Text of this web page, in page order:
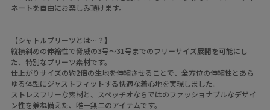
ネートを自由にお楽しみ頂けます。
【シャトルプリーツとは…？】
縦横斜めの伸縮性で脅威の3号～31号までのフリーサイズ展開を可能にし
た、特別なプリーツ素材です。
仕上がりサイズの約2倍の生地を伸縮させることで、全方位の伸縮性とあら
ゆる体型にジャストフィットする快適な着心地を実現しました。
ストレスフリーな素材と、スペッチオならではのファッショナブルなデザイ
ン性を兼ね備えた、唯一無二のアイテムです。